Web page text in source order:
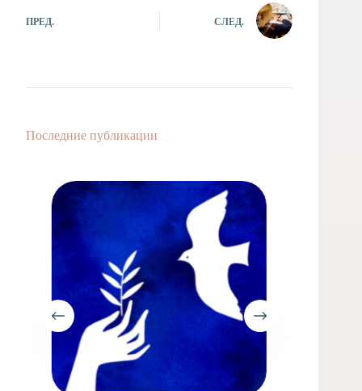
ПРЕД. СЛЕД.
Последние публикации